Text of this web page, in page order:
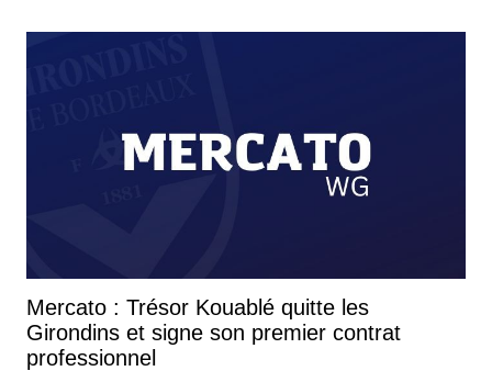
Mercato : Trésor Kouablé quitte les
Girondins et signe son premier contrat
professionnel